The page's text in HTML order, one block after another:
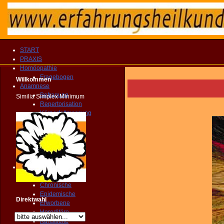
START
PRAXIS
Homöopathie
Fragebogen
Anamnese
Befragung
Repertorisation
Körperfettmessung
Geopathologie
Farbenspiegel
Florastatus
Zahnstatus
Dynamik
Krankheit
Akute
Chronische
Epidemische
Erworbene
Hereditäre
Künstliche
Willkommen
Similia Simplex Minimum
Direktwahl